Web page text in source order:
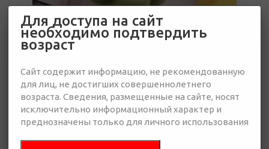
2 660 руб.
Много
Добавить в
Для доступа на сайт
необходимо подтвердить
возраст
Сайт содержит информацию, не рекомендованную
для лиц, не достигших совершеннолетнего
возраста. Сведения, размещенные на сайте, носят
исключительно информационный характер и
преднозначены только для личного использования